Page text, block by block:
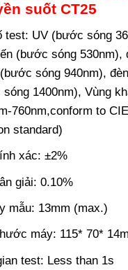
suốt CT25
test: UV (bước sóng
(bước sóng 530nm),
sóng 940nm),
1400nm), Vùng
760nm,conform to
standard)
xác: ±2%
giải: 0.10%
mẫu: 13mm (max.)
máy: 115* 70*
test: Less than 1s